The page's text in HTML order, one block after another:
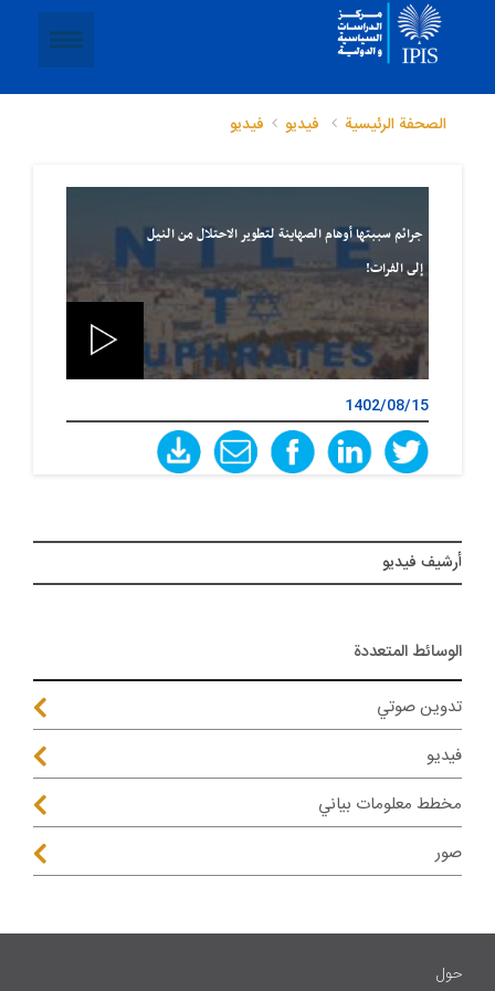
الصحفة الرئيسية ‌ فيديو فیدیو
جرائم سببتها أوهام الصهاینة لتطویر الاحتلال من النیل
إلى الفرات!
1402/08/15
أرشيف فيديو
الوسائط المتعددة
تدوين صوتي
فيديو
مخطط معلومات بياني
صور
حول